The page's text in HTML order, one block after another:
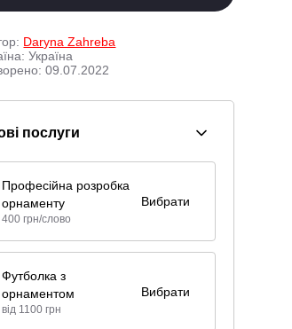
Daryna Zahreba
Україна
09.07.2022
послуги
Професійна розробка
орнаменту
400 грн/слово
Вибрати
Футболка з
орнаментом
від 1100 грн
Вибрати